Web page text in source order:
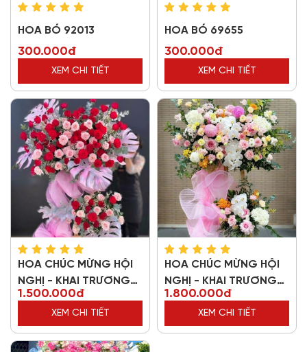
HOA BÓ 92013
300.000đ
XEM CHI TIẾT
HOA BÓ 69655
300.000đ
XEM CHI TIẾT
HOA CHÚC MỪNG HỘI
NGHỊ - KHAI TRƯƠNG
10013
1.500.000đ
XEM CHI TIẾT
HOA CHÚC MỪNG HỘI
NGHỊ - KHAI TRƯƠNG
79298
1.800.000đ
XEM CHI TIẾT